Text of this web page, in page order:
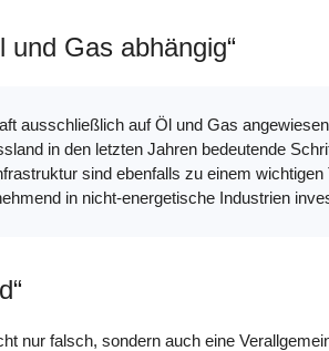
Gas abhängig“
ausschließlich auf Öl und Gas
in den letzten Jahren bedeutende
sind ebenfalls zu einem
in nicht-energetische Industrien
nur falsch, sondern auch eine